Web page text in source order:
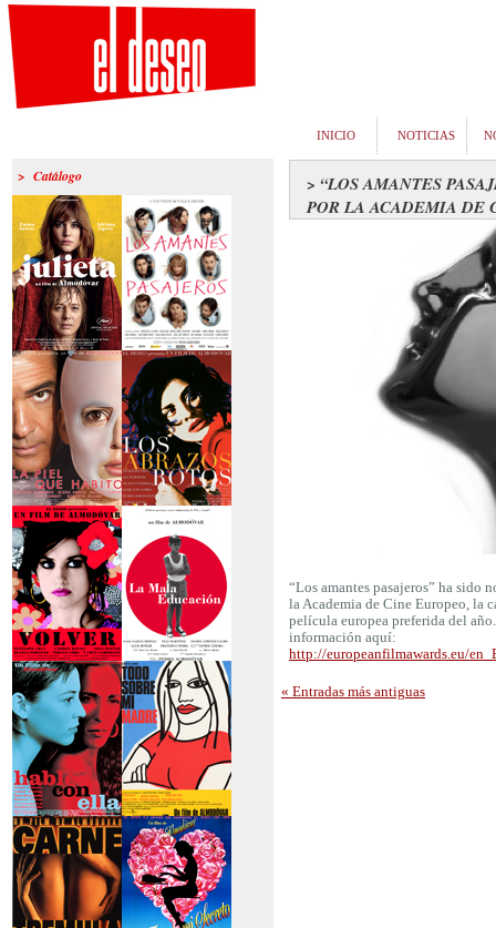
INICIO NOTICIAS
> Catálogo
>Julieta
>Los amantes
pasajeros
>La piel que habito >Los abrazos rotos
>Volver >La mala educación
>Hable con ella
>Todo sobre mi
madre
> “LOS AMANTES
POR LA ACADEMIA DE
“Los amantes pasajeros” ha sido
la Academia de Cine Europeo, la
película europea preferida del
información aquí:
http://europeanfilmawards.eu/
« Entradas más antiguas